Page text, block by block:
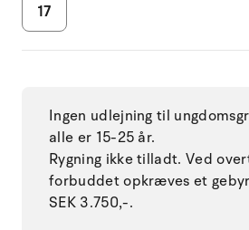
17
Ingen udlejning til
alle er 15-25 år.
Rygning ikke tilladt. Ved
forbuddet opkræves et
SEK 3.750,-.